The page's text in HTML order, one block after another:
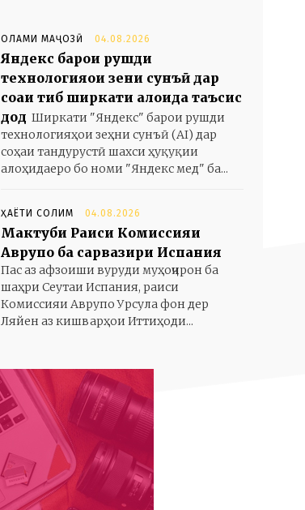
ОЛАМИ МАҶОЗӢ 04.08.2026
Яндекс барои рушди
технологияҳои зеҳни сунъӣ дар
соҳаи тиб ширкати алоҳида таъсис
дод Ширкати "Яндекс" барои рушди
технологияҳои зеҳни сунъӣ (AI) дар
соҳаи тандурустӣ шахси ҳуқуқии
алоҳидаеро бо номи "Яндекс мед" ба...
ҲАЁТИ СОЛИМ 04.08.2026
Мактуби Раиси Комиссияи
Аврупо ба сарвазири Испания
Пас аз афзоиши вуруди муҳоҷирон ба
шаҳри Сеутаи Испания, раиси
Комиссияи Аврупо Урсула фон дер
Ляйен аз кишварҳои Иттиҳоди...